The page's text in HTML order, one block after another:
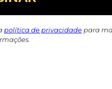
política de privacidadepara